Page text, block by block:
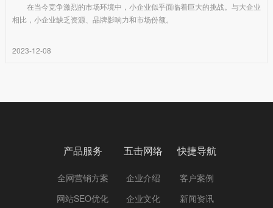
在当今竞争激烈的市场环境中，小企业似乎面临着巨大的挑战。与大企业
相比，小企业缺乏资源、品牌影响力和市场份额。
2023-12-08
产品服务
全网营销方案
网站SEO优化
五击网络
企业介绍
企业文化
快捷导航
客户案例
新闻资讯